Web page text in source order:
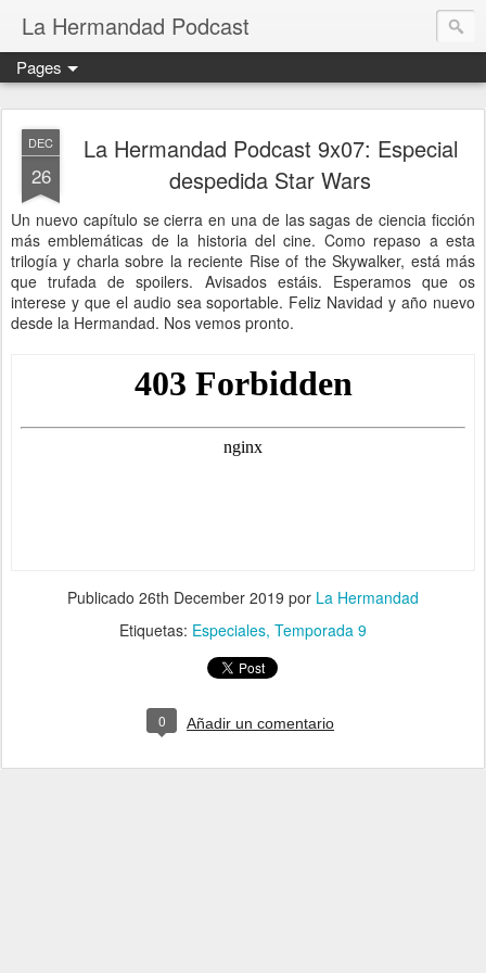
La Hermandad Podcast
Pages
DEC
26
La Hermandad Podcast 9x07: Especial
despedida Star Wars
Un nuevo capítulo se cierra en una de las sagas de ciencia ficción
más emblemáticas de la historia del cine. Como repaso a esta
trilogía y charla sobre la reciente Rise of the Skywalker, está más
que trufada de spoilers. Avisados estáis. Esperamos que os
interese y que el audio sea soportable. Feliz Navidad y año nuevo
desde la Hermandad. Nos vemos pronto.
Publicado 26th December 2019 por La Hermandad
Etiquetas: Especiales Temporada 9
0 Añadir un comentario